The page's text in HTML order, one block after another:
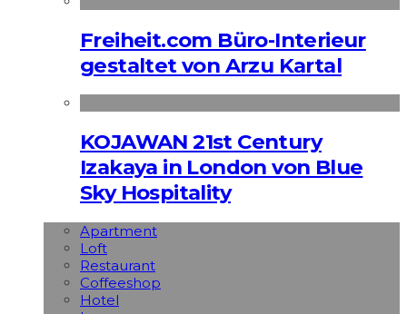
Freiheit.com Büro-Interieur
gestaltet von Arzu Kartal
KOJAWAN 21st Century
Izakaya in London von Blue
Sky Hospitality
Apart­ment
Loft
Restaurant
Coffeeshop
Hotel